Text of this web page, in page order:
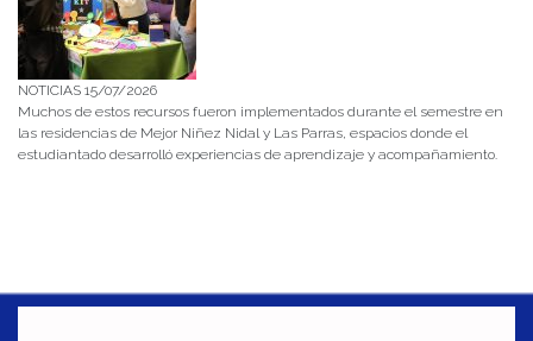
NOTICIAS 15/07/2026
Muchos de estos recursos fueron implementados durante el semestre en
las residencias de Mejor Niñez Nidal y Las Parras, espacios donde el
estudiantado desarrolló experiencias de aprendizaje y acompañamiento.